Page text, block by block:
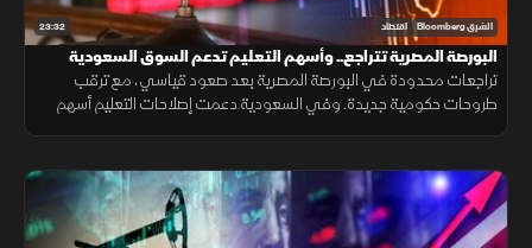
23:32 الشرق Bloomberg اقتصاد
البورصة المصرية تتراجع.. وأسهم التعليم تدعم السوق السعودية
تراجعات محدودة في البورصة المصرية بعد صعود قياسي، مع ترقب
طروحات حكومية جديدة. وفي السعودية دعمت إصلاحات التعليم أسهم